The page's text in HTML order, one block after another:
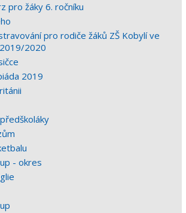
pro žáky 6. ročníku
pro rodiče žáků ZŠ Kobylí ve
2020
2019
- okres